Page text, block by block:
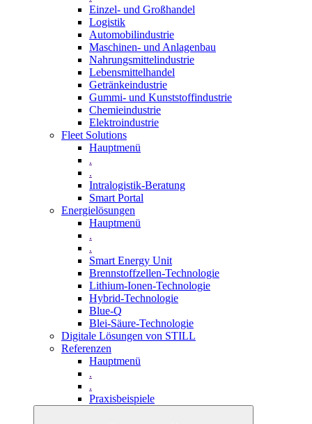
Einzel- und Großhandel
Logistik
Automobilindustrie
Maschinen- und Anlagenbau
Nahrungsmittelindustrie
Lebensmittelhandel
Getränkeindustrie
Gummi­- und Kunststoffindustrie
Chemieindustrie
Elektroindustrie
Fleet Solutions
Hauptmenü
.
.
Intralogistik-Beratung
Smart Portal
Energielösungen
Hauptmenü
.
.
Smart Energy Unit
Brennstoffzellen-Technologie
Lithium-Ionen-Technologie
Hybrid-Technologie
Blue-Q
Blei-Säure-Technologie
Digitale Lösungen von STILL
Referenzen
Hauptmenü
.
.
Praxisbeispiele